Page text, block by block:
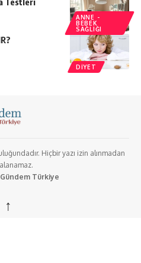
ANNE -
BEBEK
SAĞLIĞI
DIYET
Hiçbir yazı izin alınmadan
Gündem Türkiye
↑